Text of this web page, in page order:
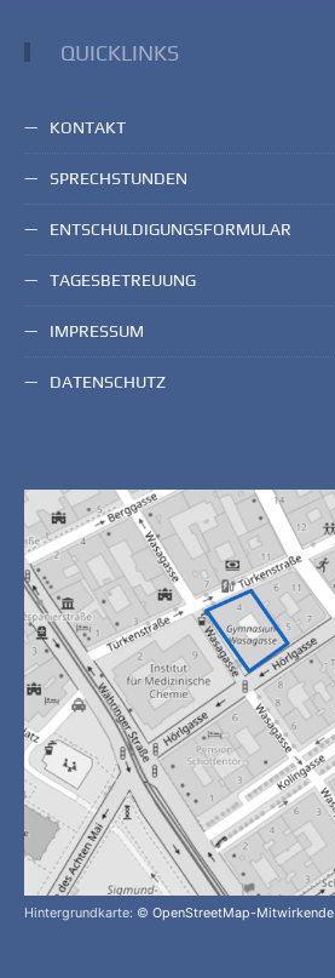
QUICKLINKS
KONTAKT
SPRECHSTUNDEN
ENTSCHULDIGUNGSFORMULAR
TAGESBETREUUNG
IMPRESSUM
DATENSCHUTZ
Hintergrundkarte: © OpenStreetMap-Mitwirkende